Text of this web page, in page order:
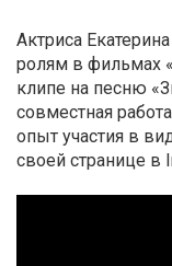
Актриса
ролям в фильмах
клипе на песню
совместная
опыт участия в
своей странице в